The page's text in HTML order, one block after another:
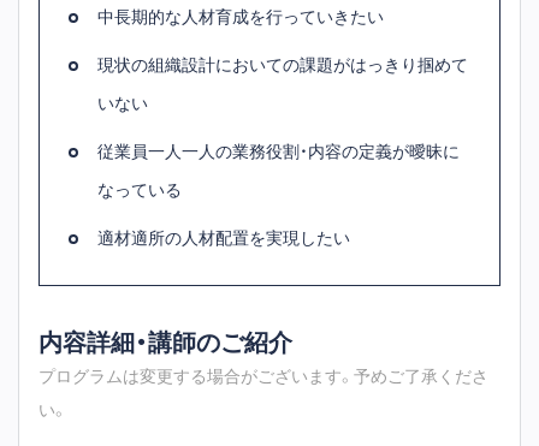
中長期的な人材育成を行っていきたい
現状の組織設計においての課題がはっきり掴めて
いない
従業員一人一人の業務役割・内容の定義が曖昧に
なっている
適材適所の人材配置を実現したい
内容詳細・講師のご紹介
プログラムは変更する場合がございます。予めご了承くださ
い。